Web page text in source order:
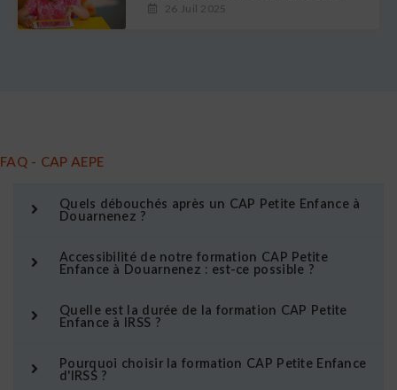
26 Juil 2025
FAQ - CAP AEPE
Quels débouchés après un CAP Petite Enfance à
Douarnenez ?
Accessibilité de notre formation CAP Petite
Enfance à Douarnenez : est-ce possible ?
Quelle est la durée de la formation CAP Petite
Enfance à IRSS ?
Pourquoi choisir la formation CAP Petite Enfance
d'IRSS ?